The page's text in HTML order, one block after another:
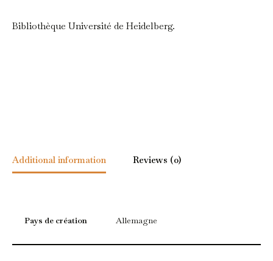
Bibliothèque Université de Heidelberg.
Additional information Reviews (0)
Pays de création Allemagne